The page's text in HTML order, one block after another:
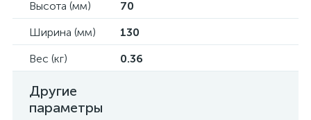
Высота (мм)
70
Ширина (мм)
130
Вес (кг)
0.36
Другие
параметры